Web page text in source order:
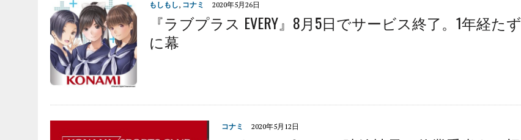
もしもし, コナミ 2020年5月26日
『ラブプラス EVERY』8月5日でサービス終了。1年経たず
に幕
コナミ 2020年5月12日